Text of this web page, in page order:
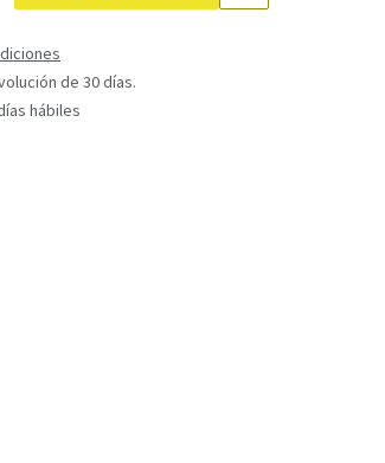
de 30 días.
hábiles